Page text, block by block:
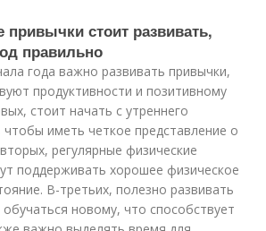
привычки стоит развивать,
правильно
года важно развивать привычки,
продуктивности и позитивному
стоит начать с утреннего
чтобы иметь четкое представление о
регулярные физические
поддерживать хорошее физическое
В-третьих, полезно развивать
новому, что способствует